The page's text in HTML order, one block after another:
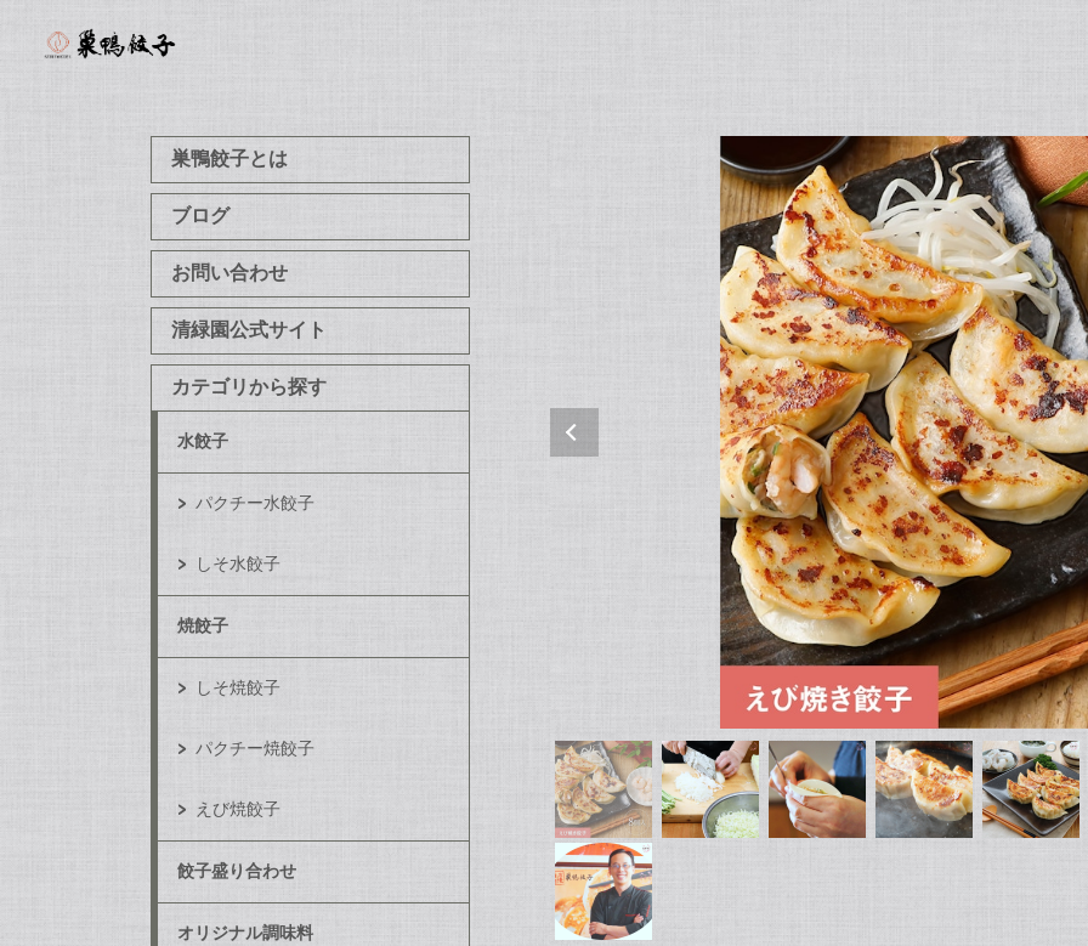
巣鴨餃子とは
ブログ
お問い合わせ
清緑園公式サイト
カテゴリから探す
水餃子
パクチー水餃子
しそ水餃子
焼餃子
しそ焼餃子
パクチー焼餃子
えび焼餃子
餃子盛り合わせ
オリジナル調味料